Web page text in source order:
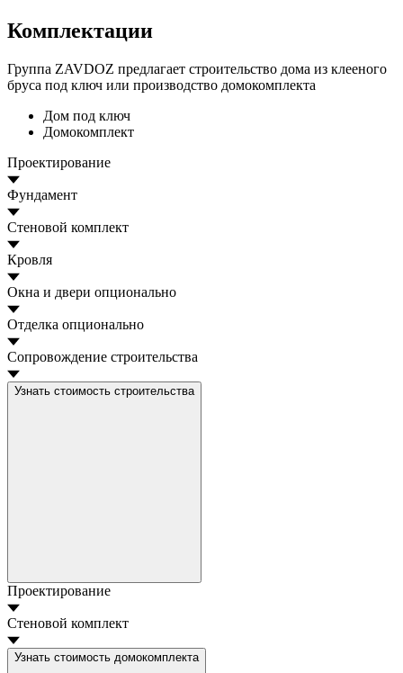
Комплектации
Группа ZAVDOZ предлагает строительство дома из клееного
бруса под ключ или производство домокомплекта
Дом под ключ
Домокомплект
Проектирование
Фундамент
Стеновой комплект
Кровля
Окна и двери опционально
Отделка опционально
Сопровождение строительства
Узнать стоимость строительства
Проектирование
Стеновой комплект
Узнать стоимость домокомплекта